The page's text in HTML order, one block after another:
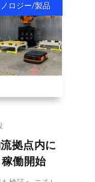
ロジー/製品
拠点内に
働開始